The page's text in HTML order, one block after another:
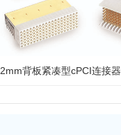
2mm背板紧凑型cPCI连接器